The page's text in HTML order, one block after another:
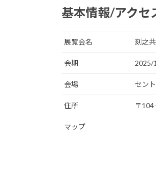
基本情報/アクセ
展覧会名 刻之
会期 2025/
会場 セン
住所 〒
マップ